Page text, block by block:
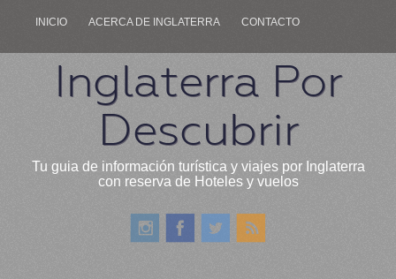
INICIO ACERCA DE INGLATERRA CONTACTO
Inglaterra Por
Descubrir
Tu guia de información turística y viajes por Inglaterra
con reserva de Hoteles y vuelos